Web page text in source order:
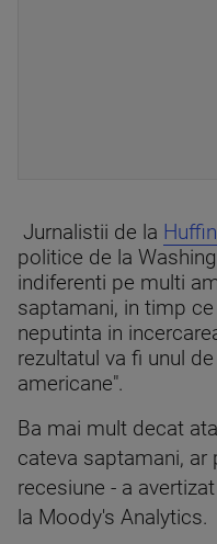
Jurnalistii de la
politice de la
indiferenti pe multi
saptamani, in timp
neputinta in
rezultatul va fi unul
americane".
Ba mai mult decat
cateva saptamani, ar
recesiune - a
la Moody's Analytics.